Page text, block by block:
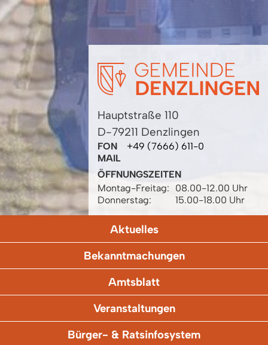
Hauptstraße 110
D-79211 Denzlingen
FON
+49 (7666) 611-0
MAIL
ÖFFNUNGSZEITEN
Montag-Freitag:
08.00-12.00 Uhr
Donnerstag:
15.00-18.00 Uhr
Aktuelles
Bekanntmachungen
Amtsblatt
Veranstaltungen
Bürger- & Ratsinfosystem